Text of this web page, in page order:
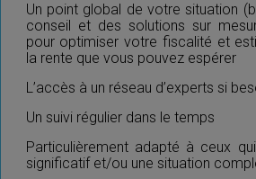
Un point global de votre situation
conseil et des solutions sur
pour optimiser votre fiscalité et
la rente que vous pouvez espérer
L’accès à un réseau d’experts si
Un suivi régulier dans le temps
Particulièrement adapté à ceux
significatif et/ou une situation